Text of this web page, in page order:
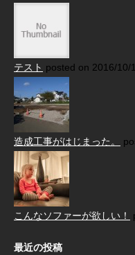
テスト posted on 2016/10/
造成工事がはじまった。
こんなソファーが欲しい！
最近の投稿